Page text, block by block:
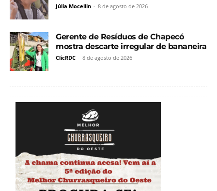
Júlia Mocellin - 8 de agosto de 2026
Gerente de Resíduos de Chapecó
mostra descarte irregular de bananeira
ClicRDC - 8 de agosto de 2026